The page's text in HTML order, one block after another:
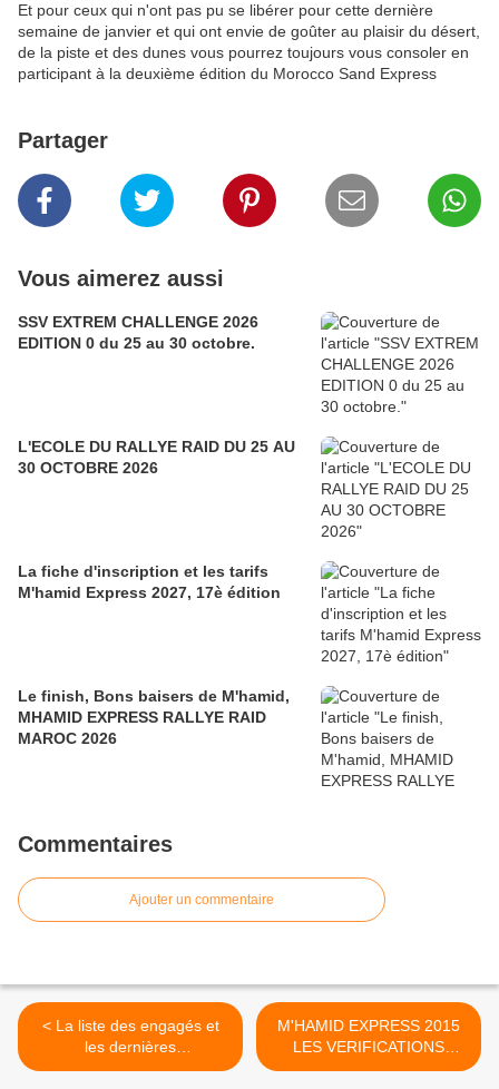
Et pour ceux qui n'ont pas pu se libérer pour cette dernière
semaine de janvier et qui ont envie de goûter au plaisir du désert,
de la piste et des dunes vous pourrez toujours vous consoler en
participant à la deuxième édition du Morocco Sand Express
Partager
Vous aimerez aussi
SSV EXTREM CHALLENGE 2026
EDITION 0 du 25 au 30 octobre.
L'ECOLE DU RALLYE RAID DU 25 AU
30 OCTOBRE 2026
La fiche d'inscription et les tarifs
M'hamid Express 2027, 17è édition
Le finish, Bons baisers de M'hamid,
MHAMID EXPRESS RALLYE RAID
MAROC 2026
Commentaires
Ajouter un commentaire
< La liste des engagés et
les dernières
recommandations de notre
M'HAMID EXPRESS 2015
LES VERIFICATIONS
ADMINISTRATIFS ET